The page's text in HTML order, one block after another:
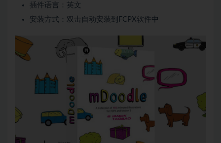
插件语言：英文
安装方式：双击自动安装到FCPX软件中